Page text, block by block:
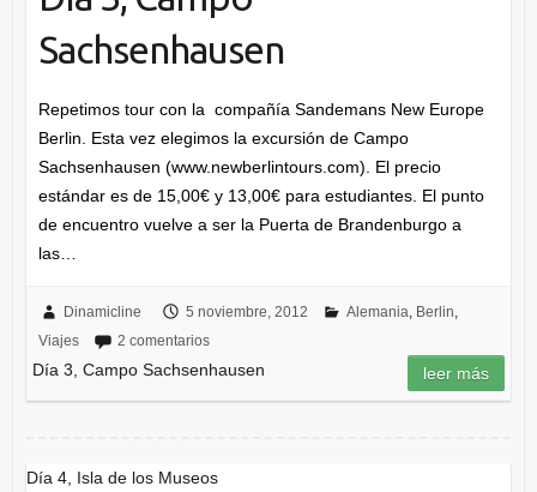
Sachsenhausen
Repetimos tour con la compañía Sandemans New Europe
Berlin. Esta vez elegimos la excursión de Campo
Sachsenhausen (www.newberlintours.com). El precio
estándar es de 15,00€ y 13,00€ para estudiantes. El punto
de encuentro vuelve a ser la Puerta de Brandenburgo a
las…
Dinamicline 5 noviembre, 2012 Alemania Berlin
Viajes
2 comentarios
Día 3, Campo Sachsenhausen leer más
Día 4, Isla de los Museos